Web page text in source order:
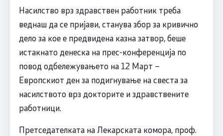
Насилство врз здравствен работник треба
веднаш да се пријави, станува збор за кривично
дело за кое е предвидена казна затвор, беше
истакнато денеска на прес-конференција по
повод одбележувањето на 12 Март –
Европскиот ден за подигнување на свеста за
насилството врз докторите и здравствените
работници.
Претседателката на Лекарската комора, проф.